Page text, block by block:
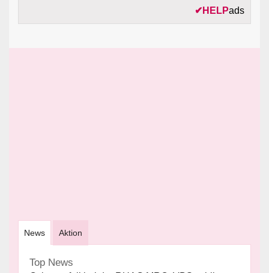
✔ HELPads
News Aktion
Top News